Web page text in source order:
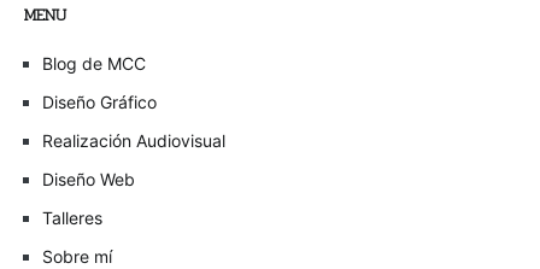
MENU
Blog de MCC
Diseño Gráfico
Realización Audiovisual
Diseño Web
Talleres
Sobre mí